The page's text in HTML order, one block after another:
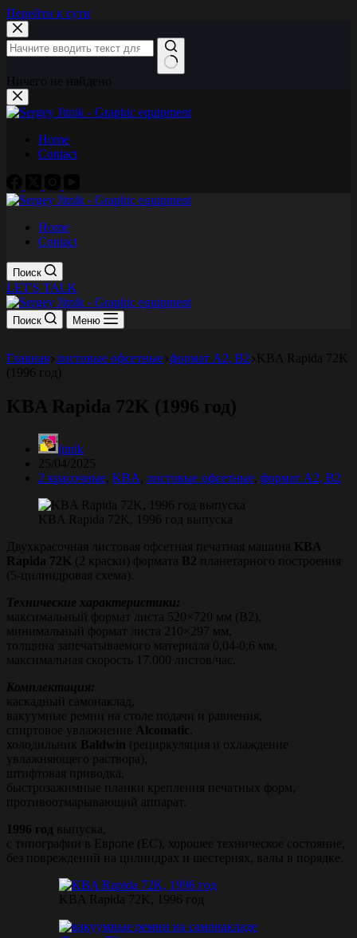
Перейти к сути
Ничего не найдено
Home
Contact
Home
Contact
Поиск
LET'S TALK
Поиск Меню
Главная листовые офсетные формат A2, B2
KBA Rapida 72K
(1996 год)
KBA Rapida 72K (1996 год)
jitnik
25/04/2025
2 красочные KBA листовые офсетные формат A2, B2
KBA Rapida 72K, 1996 год выпуска
Двухкрасочная листовая офсетная печатная машина KBA
Rapida 72K (2 краски) формата B2 планетарного построения
(5-цилиндровая схема).
Технические характеристики:
максимальный формат листа 520×720 мм (B2),
минимальный формат листа 210×297 мм,
толщина запечатываемого материала 0,04-0,6 мм,
максимальная скорость 17.000 листов/час.
Комплектация:
каскадный самонаклад,
вакуумные ремни на столе подачи и равнения,
спиртовое увлажнение Alcomatic
холодильник Baldwin (рециркуляция и охлаждение
увлажняющего раствора),
штифтовая приводка,
быстрозажимные планки крепления печатных форм,
противоотмарывающий аппарат.
1996 год выпуска,
с типографии в Европе (ЕС), хорошее техническое состояние,
без повреждений на цилиндрах и шестернях, валы в порядке.
KBA Rapida 72K, 1996 год